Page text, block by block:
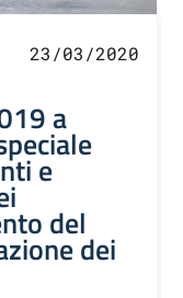
23/03/2020
a
e
del
dei